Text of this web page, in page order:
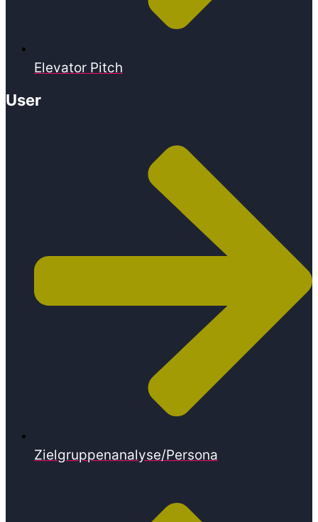
Elevator Pitch
User
Zielgruppenanalyse/Persona